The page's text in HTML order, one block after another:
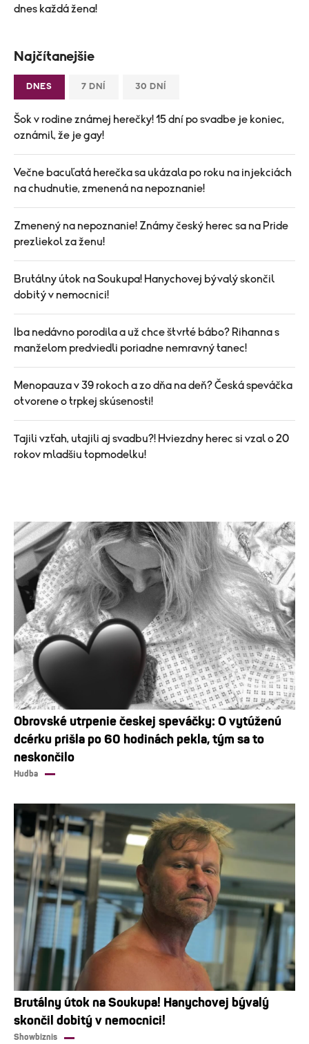
dnes každá žena!
Najčítanejšie
DNES 7 DNÍ 30 DNÍ
Šok v rodine známej herečky! 15 dní po svadbe je koniec,
oznámil, že je gay!
Večne bacuľatá herečka sa ukázala po roku na injekciách
na chudnutie, zmenená na nepoznanie!
Zmenený na nepoznanie! Známy český herec sa na Pride
prezliekol za ženu!
Brutálny útok na Soukupa! Hanychovej bývalý skončil
dobitý v nemocnici!
Iba nedávno porodila a už chce štvrté bábo? Rihanna s
manželom predviedli poriadne nemravný tanec!
Menopauza v 39 rokoch a zo dňa na deň? Česká speváčka
otvorene o trpkej skúsenosti!
Tajili vzťah, utajili aj svadbu?! Hviezdny herec si vzal o 20
rokov mladšiu topmodelku!
Obrovské utrpenie českej speváčky: O vytúženú
dcérku prišla po 60 hodinách pekla, tým sa to
neskončilo
Hudba
Brutálny útok na Soukupa! Hanychovej bývalý
skončil dobitý v nemocnici!
Showbiznis